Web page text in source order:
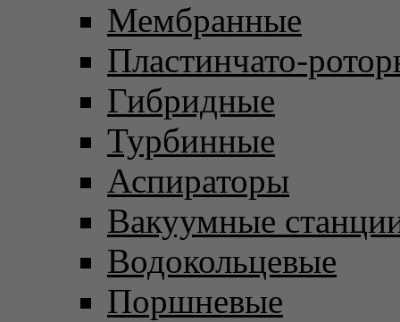
Мембранные
Пластинчато-
Гибридные
Турбинные
Аспираторы
Вакуумные
Водокольцевые
Поршневые